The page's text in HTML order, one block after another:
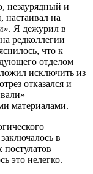
незаурядный и
настаивал на
Я дежурил в
редколлегии
что к
отделом
исключить из
отказался и
материалами.
в
постулатов
это нелегко.